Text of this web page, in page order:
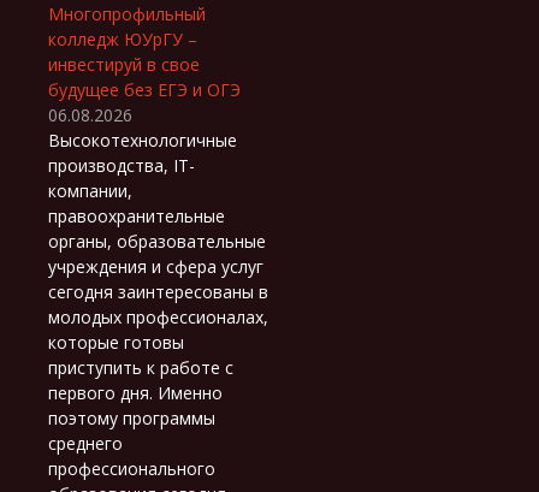
Многопрофильный
колледж ЮУрГУ –
инвестируй в свое
будущее без ЕГЭ и ОГЭ
06.08.2026
Высокотехнологичные
производства, IT-
компании,
правоохранительные
органы, образовательные
учреждения и сфера услуг
сегодня заинтересованы в
молодых профессионалах,
которые готовы
приступить к работе с
первого дня. Именно
поэтому программы
среднего
профессионального